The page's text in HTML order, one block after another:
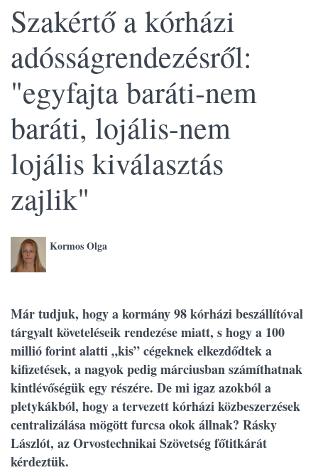
Szakértő a kórházi
adósságrendezésről:
"egyfajta baráti-nem
baráti, lojális-nem
lojális kiválasztás
zajlik"
Kormos Olga
Már tudjuk, hogy a kormány 98 kórházi beszállítóval
tárgyalt követeléseik rendezése miatt, s hogy a 100
millió forint alatti „kis” cégeknek elkezdődtek a
kifizetések, a nagyok pedig márciusban számíthatnak
kintlévőségük egy részére. De mi igaz azokból a
pletykákból, hogy a tervezett kórházi közbeszerzések
centralizálása mögött furcsa okok állnak? Rásky
Lászlót, az Orvostechnikai Szövetség főtitkárát
kérdeztük.